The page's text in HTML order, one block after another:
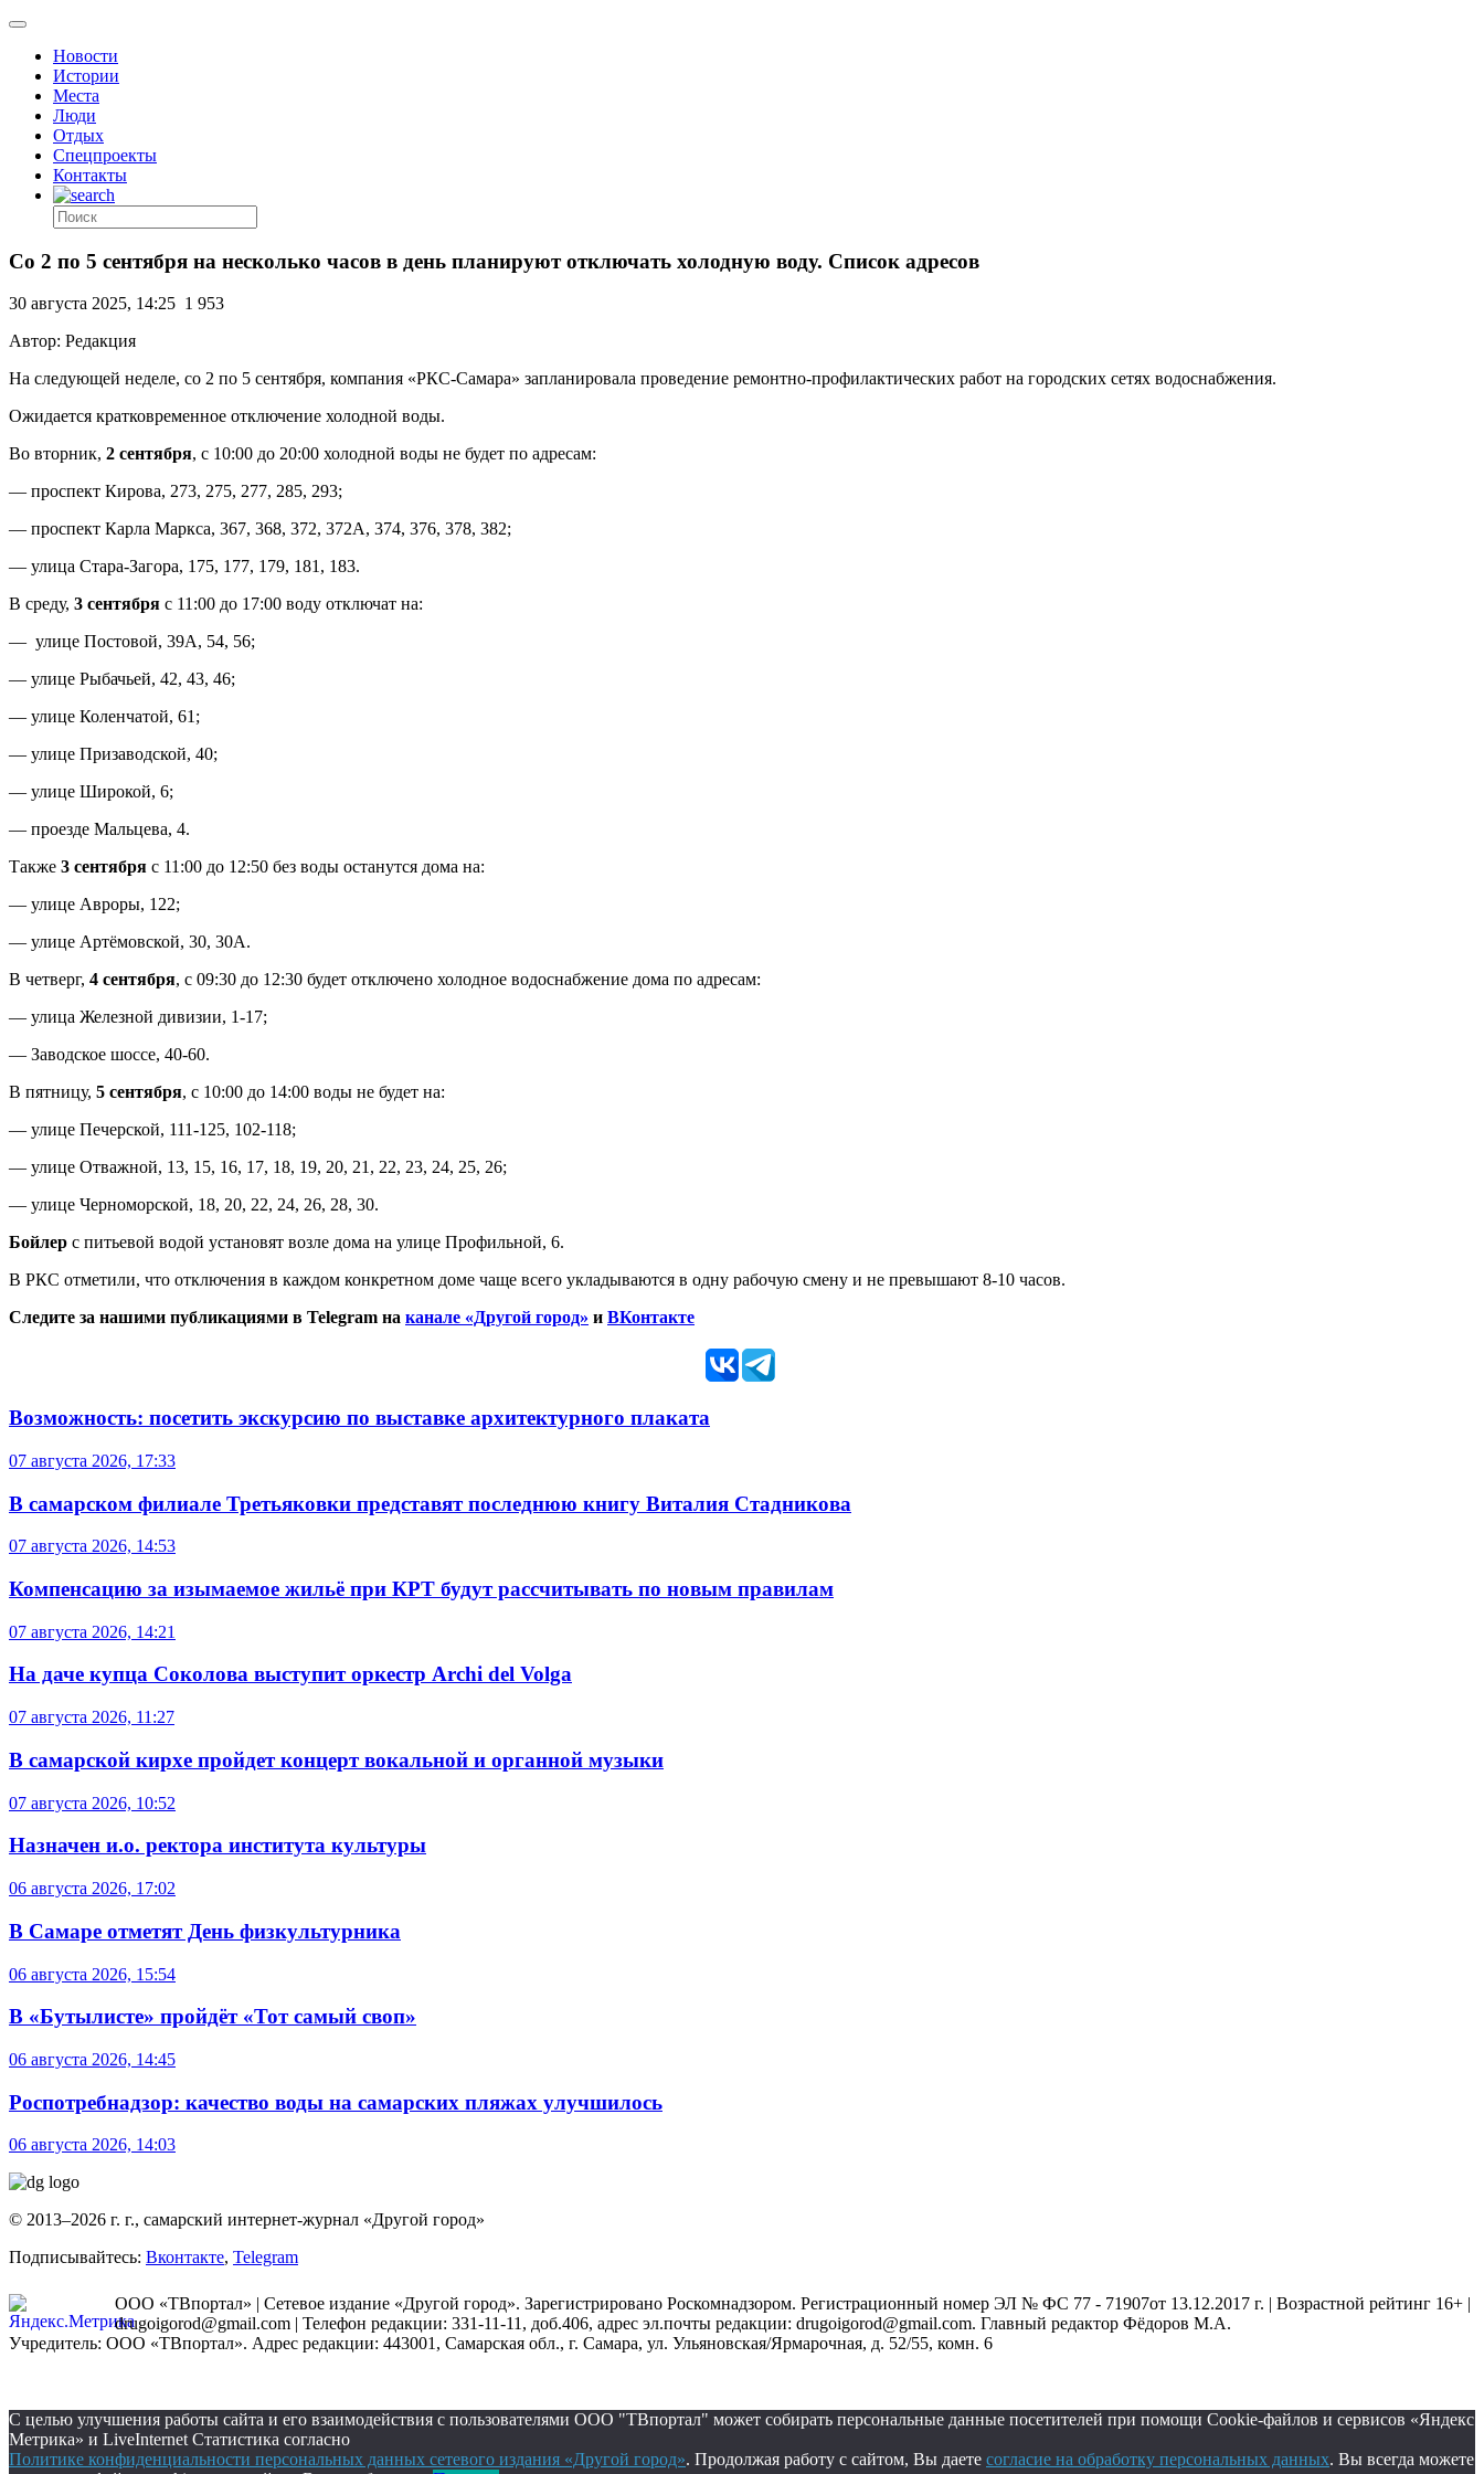
Новости
Истории
Места
Люди
Отдых
Спецпроекты
Контакты
Со 2 по 5 сентября на несколько часов в день планируют отключать холодную воду. Список адресов
30 августа 2025, 14:25 1 953
Автор: Редакция
На следующей неделе, со 2 по 5 сентября, компания «РКС-Самара» запланировала проведение ремонтно-профилактических работ на городских сетях водоснабжения.
Ожидается кратковременное отключение холодной воды.
Во вторник, 2 сентября, с 10:00 до 20:00 холодной воды не будет по адресам:
— проспект Кирова, 273, 275, 277, 285, 293;
— проспект Карла Маркса, 367, 368, 372, 372А, 374, 376, 378, 382;
— улица Стара-Загора, 175, 177, 179, 181, 183.
В среду, 3 сентября с 11:00 до 17:00 воду отключат на:
— улице Постовой, 39А, 54, 56;
— улице Рыбачьей, 42, 43, 46;
— улице Коленчатой, 61;
— улице Призаводской, 40;
— улице Широкой, 6;
— проезде Мальцева, 4.
Также 3 сентября с 11:00 до 12:50 без воды останутся дома на:
— улице Авроры, 122;
— улице Артёмовской, 30, 30А.
В четверг, 4 сентября, с 09:30 до 12:30 будет отключено холодное водоснабжение дома по адресам:
— улица Железной дивизии, 1-17;
— Заводское шоссе, 40-60.
В пятницу, 5 сентября, с 10:00 до 14:00 воды не будет на:
— улице Печерской, 111-125, 102-118;
— улице Отважной, 13, 15, 16, 17, 18, 19, 20, 21, 22, 23, 24, 25, 26;
— улице Черноморской, 18, 20, 22, 24, 26, 28, 30.
Бойлер с питьевой водой установят возле дома на улице Профильной, 6.
В РКС отметили, что отключения в каждом конкретном доме чаще всего укладываются в одну рабочую смену и не превышают 8-10 часов.
Следите за нашими публикациями в Telegram на канале «Другой город» и ВКонтакте
Возможность: посетить экскурсию по выставке архитектурного плаката
07 августа 2026, 17:33
В самарском филиале Третьяковки представят последнюю книгу Виталия Стадникова
07 августа 2026, 14:53
Компенсацию за изымаемое жильё при КРТ будут рассчитывать по новым правилам
07 августа 2026, 14:21
На даче купца Соколова выступит оркестр Archi del Volga
07 августа 2026, 11:27
В самарской кирхе пройдет концерт вокальной и органной музыки
07 августа 2026, 10:52
Назначен и.о. ректора института культуры
06 августа 2026, 17:02
В Самаре отметят День физкультурника
06 августа 2026, 15:54
В «Бутылисте» пройдёт «Тот самый своп»
06 августа 2026, 14:45
Роспотребнадзор: качество воды на самарских пляжах улучшилось
06 августа 2026, 14:03
© 2013–2026 г. г., самарский интернет-журнал «Другой город»
Подписывайтесь: Вконтакте, Telegram
ООО «ТВпортал» | Сетевое издание «Другой город». Зарегистрировано Роскомнадзором. Регистрационный номер ЭЛ № ФС 77 - 71907от 13.12.2017 г. | Возрастной рейтинг 16+ |
drugoigorod@gmail.com | Телефон редакции: 331-11-11, доб.406, адрес эл.почты редакции: drugoigorod@gmail.com. Главный редактор Фёдоров М.А.
Учредитель: ООО «ТВпортал». Адрес редакции: 443001, Самарская обл., г. Самара, ул. Ульяновская/Ярмарочная, д. 52/55, комн. 6
С целью улучшения работы сайта и его взаимодействия с пользователями ООО "ТВпортал" может собирать персональные данные посетителей при помощи Cookie-файлов и сервисов «Яндекс
Метрика» и LiveInternet Статистика согласно
Политике конфиденциальности персональных данных сетевого издания «Другой город». Продолжая работу с сайтом, Вы даете согласие на обработку персональных данных. Вы всегда можете